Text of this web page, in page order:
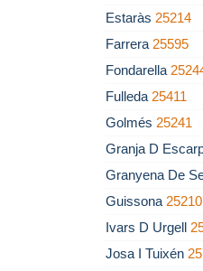
Estaràs 25214
Farrera 25595
Fondarella
Fulleda 25411
Golmés 25241
Granja D
Granyena De
Guissona 25210
Ivars D Urgell
Josa I Tuixén